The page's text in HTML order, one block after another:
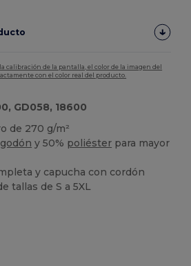
calibración de la pantalla, el color de la imagen del
con el color real del producto.
GD058, 18600
de 270 g/m²
y 50% poliéster para mayor
y capucha con cordón
tallas de S a 5XL